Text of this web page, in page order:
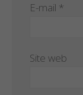
E-mail *
Site web